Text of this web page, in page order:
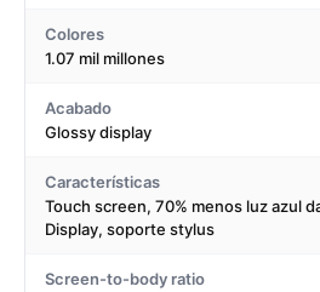
Colores
1.07 mil millones
Acabado
Glossy display
Características
Touch screen, 70% menos luz azul
Display, soporte stylus
Screen-to-body ratio